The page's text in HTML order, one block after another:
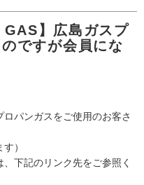
GAS】広島ガスプ
ですが会員にな
パンガスをご使用のお客さ
）
下記のリンク先をご参照く